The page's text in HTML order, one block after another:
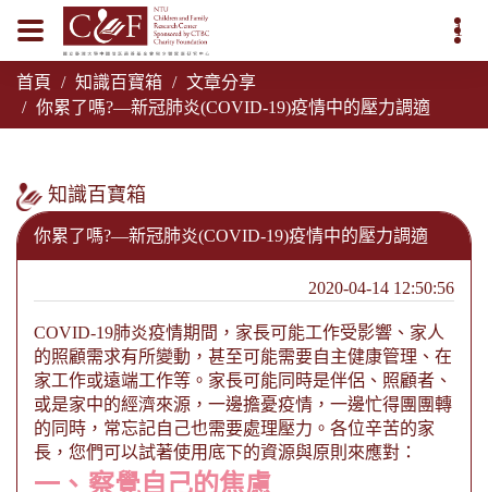
1
首頁 知識百寶箱
文章分享
你累了嗎?—新冠肺炎(COVID-19)疫情中的壓力調適
知識百寶箱
你累了嗎?—新冠肺炎(COVID-19)疫情中的壓力調適
2020-04-14 12:50:56
COVID-19肺炎疫情期間，家長可能工作受影響、家人
的照顧需求有所變動，甚至可能需要自主健康管理、在
家工作或遠端工作等。家長可能同時是伴侶、照顧者、
或是家中的經濟來源，一邊擔憂疫情，一邊忙得團團轉
的同時，常忘記自己也需要處理壓力。各位辛苦的家
長，您們可以試著使用底下的資源與原則來應對：
一、 察覺自己的焦慮